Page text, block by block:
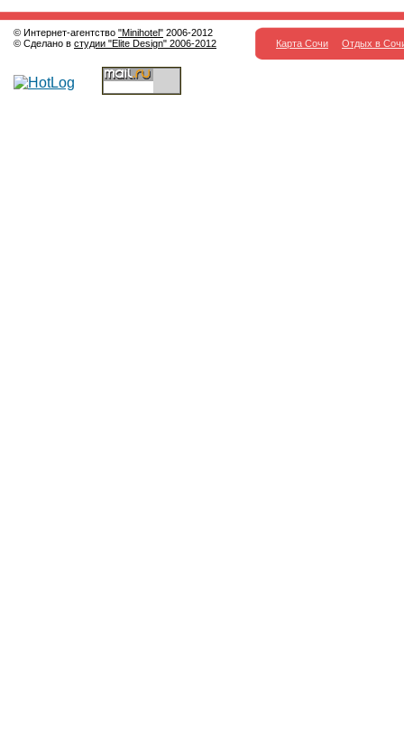
© Интернет-агентство "Minihotel" 2006-2012
© Сделано в студии "Elite Design" 2006-2012 Карта Сочи Отдых в